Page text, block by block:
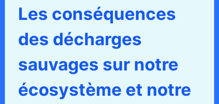
Les conséquences
des décharges
sauvages sur notre
écosystème et notre